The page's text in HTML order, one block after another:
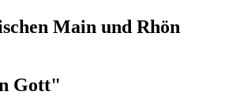
Main und Rhön
Gott"